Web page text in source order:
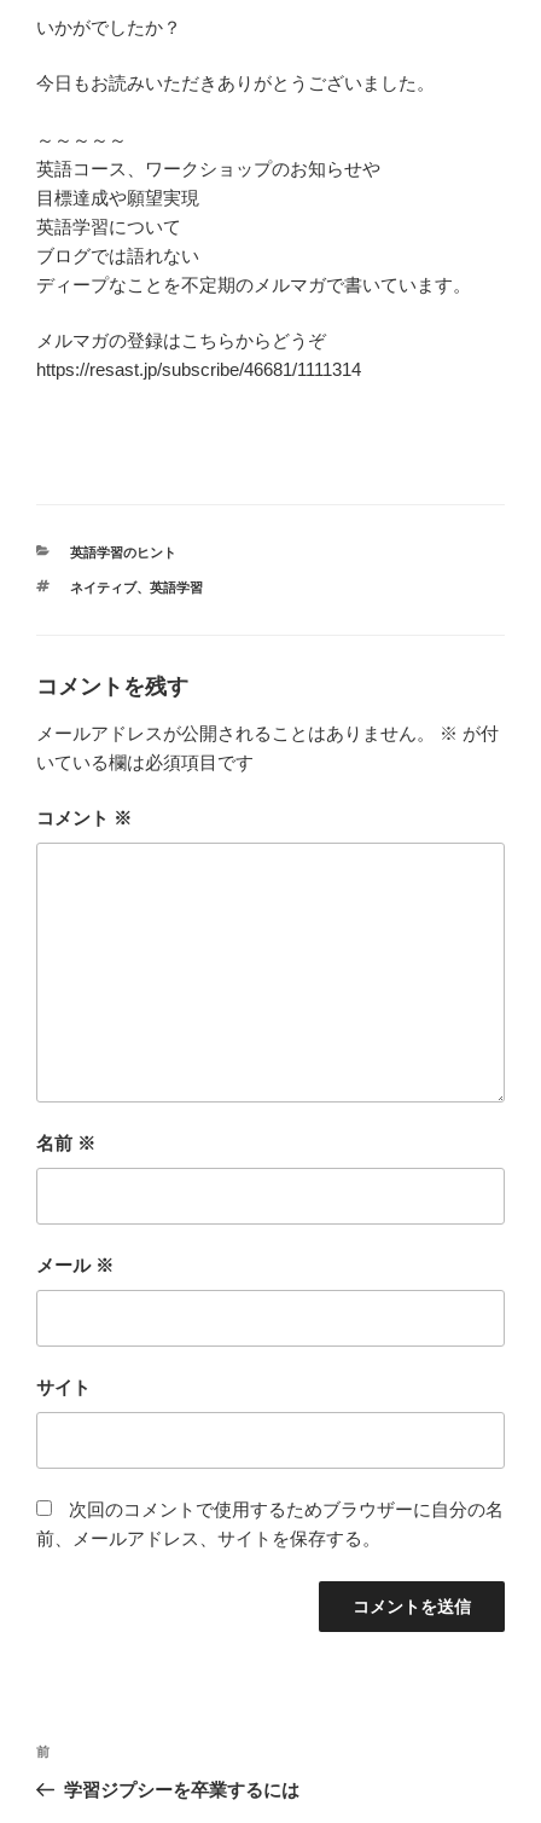
いかがでしたか？
今日もお読みいただきありがとうございました。
～～～～～
英語コース、ワークショップのお知らせや
目標達成や願望実現
英語学習について
ブログでは語れない
ディープなことを不定期のメルマガで書いています。
メルマガの登録はこちらからどうぞ
https://resast.jp/subscribe/46681/1111314
カ
ゴ
英語学習のヒント
タ
ネイティブ、 英語学習
コメントを残す
メールアドレスが公開されることはありません。 ※ が付
いている欄は必須項目です
コメント ※
名前 ※
メール ※
サイト
次回のコメントで使用するためブラウザーに自分の名
前、メールアドレス、サイトを保存する。
投
前
の
前
学習ジプシーを卒業するには